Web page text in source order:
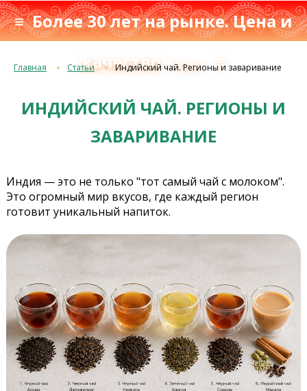
≡ Более 30 лет на рынке. Цена и
качествос 1993 г.≡
Главная Статьи Индийский чай. Регионы и заваривание
ИНДИЙСКИЙ ЧАЙ. РЕГИОНЫ И
ЗАВАРИВАНИЕ
Индия — это не только "тот самый чай с молоком".
Это огромный мир вкусов, где каждый регион
готовит уникальный напиток.